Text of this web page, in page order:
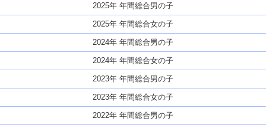
2025年 年間総合男の子
2025年 年間総合女の子
2024年 年間総合男の子
2024年 年間総合女の子
2023年 年間総合男の子
2023年 年間総合女の子
2022年 年間総合男の子